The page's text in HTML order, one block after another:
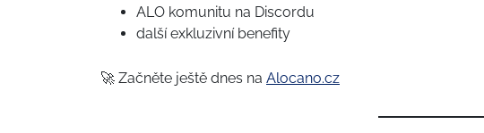
ALO komunitu na Discordu
další exkluzivní benefity
🚀 Začněte ještě dnes na Alocano.cz